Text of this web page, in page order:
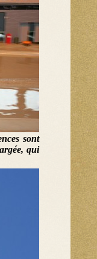
sont
qui